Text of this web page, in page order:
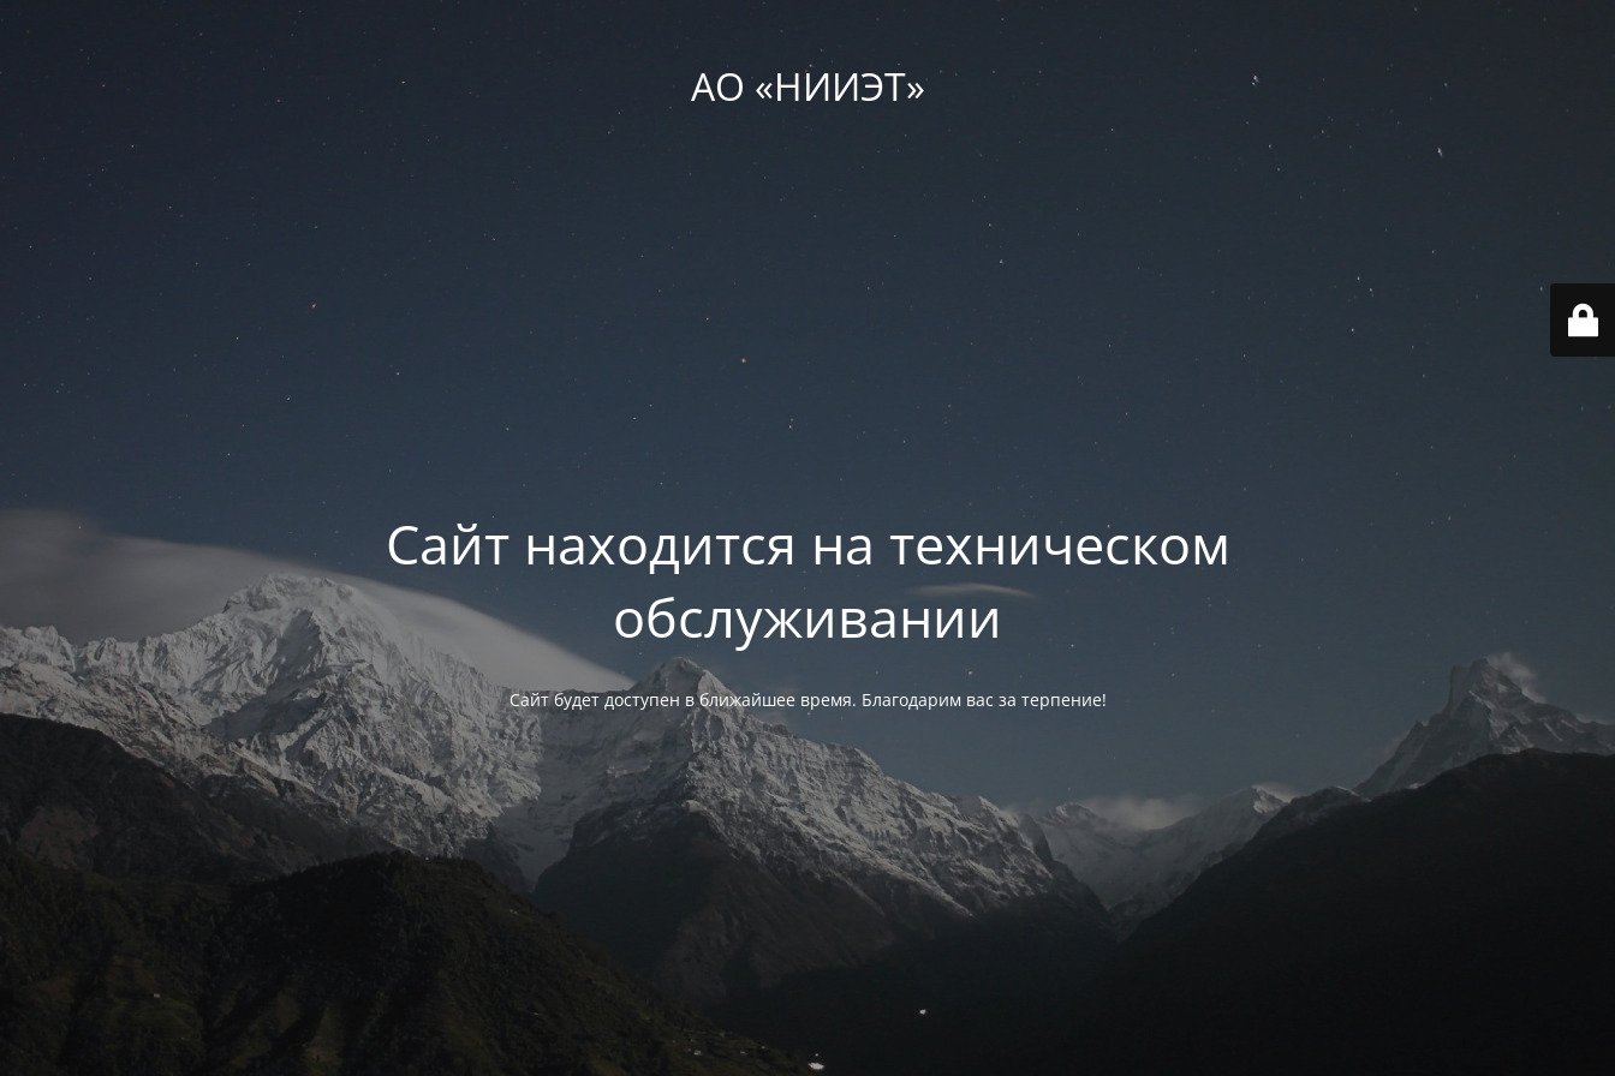
АО «НИИЭТ»
Сайт находится на техническом
обслуживании
Сайт будет доступен в ближайшее время. Благодарим вас за терпение!